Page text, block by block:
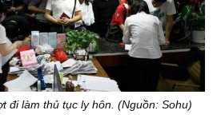
đi làm thủ tục ly hôn. (Nguồn: Sohu)